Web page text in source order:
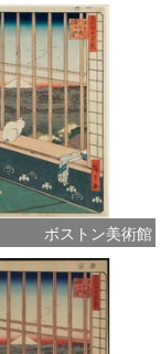
ボストン美術館